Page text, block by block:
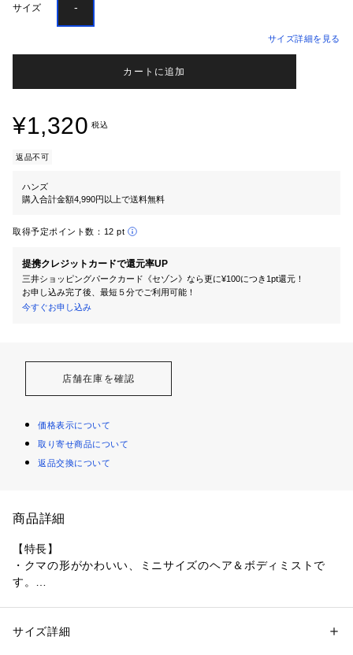
サイズ -
サイズ詳細を見る
カートに追加
¥1,320 税込
返品不可
ハンズ
購入合計金額4,990円以上で送料無料
取得予定ポイント数： 12 pt
提携クレジットカードで還元率UP
三井ショッピングパークカード《セゾン》なら更に¥100につき1pt還元！
お申し込み完了後、最短５分でご利用可能！
今すぐお申し込み
店舗在庫を確認
価格表示について
取り寄せ商品について
返品交換について
商品詳細
【特長】
・クマの形がかわいい、ミニサイズのヘア＆ボディミストで
す。
・「FLOWER　GARDEN」は、まるで花が咲き誇る庭園にい
性別：レディース
サイズ詳細